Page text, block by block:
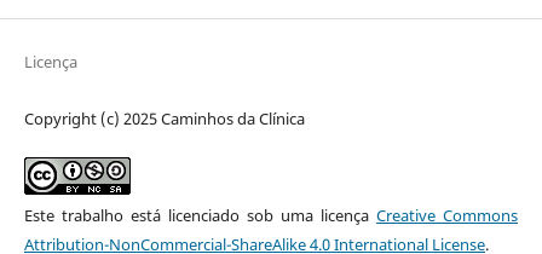
Licença
Copyright (c) 2025 Caminhos da Clínica
Este trabalho está licenciado sob uma licençaCreative Commons
Attribution-NonCommercial-ShareAlike 4.0 International License.